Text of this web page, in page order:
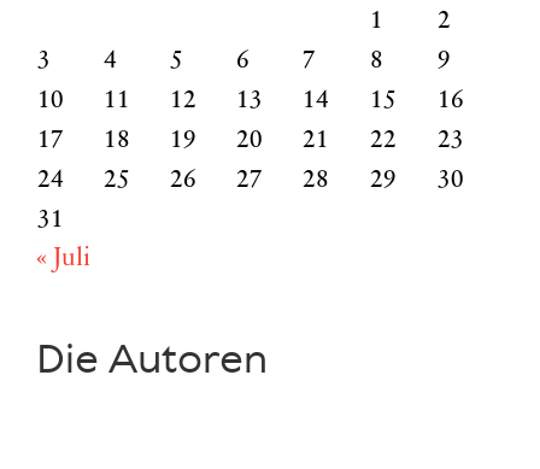
1
2
3
4 5 6 7 8
9
10
11 12 13 14 15
16
17
18 19 20 21 22
23
24
25 26 27 28 29
30
31
« Juli
Die Autoren